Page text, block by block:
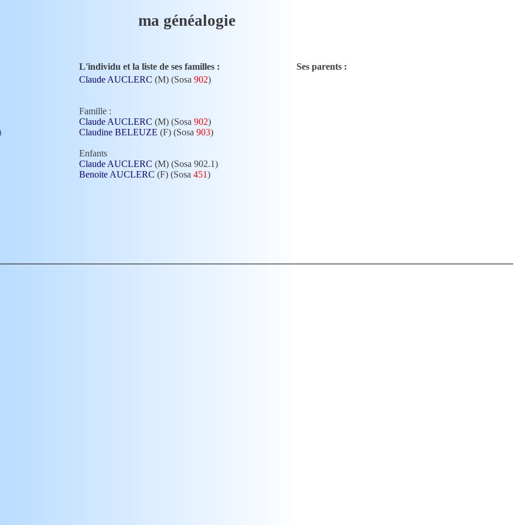
ma généalogie
L'individu et la liste de ses familles :
Ses parents :
Claude AUCLERC (M) (Sosa 902)
Famille :
Claude AUCLERC (M) (Sosa 902)
Claudine BELEUZE (F) (Sosa 903)
Enfants
Claude AUCLERC (M) (Sosa 902.1)
Benoite AUCLERC (F) (Sosa 451)